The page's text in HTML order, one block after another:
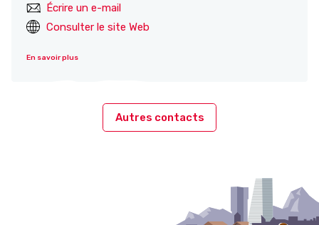
Écrire un e-mail
Consulter le site Web
En savoir plus
Autres contacts